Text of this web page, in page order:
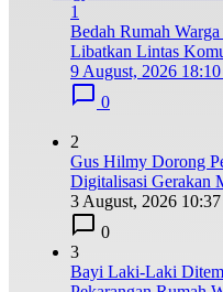
1
Bedah Rumah
Libatkan Lintas
9 August, 2026
0
2
Gus Hilmy Dorong
Digitalisasi Gerakan
3 August, 2026
0
3
Bayi Laki-Laki